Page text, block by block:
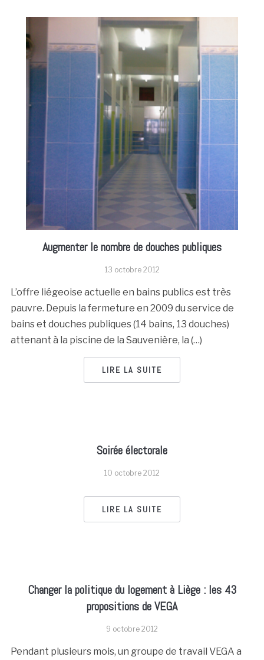
Augmenter le nombre de douches publiques
13 octobre 2012
L’offre liégeoise actuelle en bains publics est très
pauvre. Depuis la fermeture en 2009 du service de
bains et douches publiques (14 bains, 13 douches)
attenant à la piscine de la Sauvenière, la (…)
LIRE LA SUITE
Soirée électorale
10 octobre 2012
LIRE LA SUITE
Changer la politique du logement à Liège : les 43
propositions de VEGA
9 octobre 2012
Pendant plusieurs mois, un groupe de travail VEGA a